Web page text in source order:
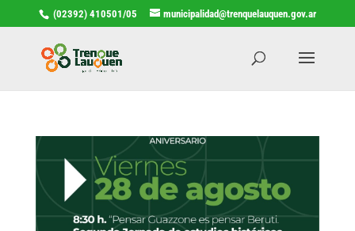
(02392) 410501/05 municipalidad@trenquelauquen.gov.ar